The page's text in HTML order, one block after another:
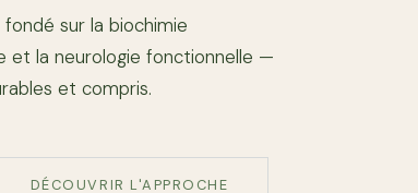
sur la biochimie
et la neurologie fonctionnelle —
et compris.
DÉCOUVRIR L'APPROCHE